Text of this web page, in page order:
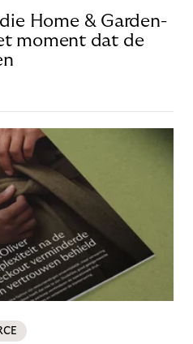
Home & Garden-
moment dat de